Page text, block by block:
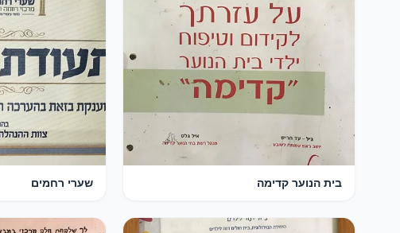
בית הנוער קדימה שערי רחמים